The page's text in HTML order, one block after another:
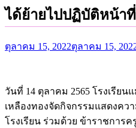
ได้ย้ายไปปฏิบัติหน้า
ตุลาคม 15, 2022ตุลาคม 15,
วันที่ 14 ตุลาคม 2565 โรงเรีย
เหลืองทองจัดกิจกรรมแสดงคว
โรงเรียน ร่วมด้วย ข้าราชการ